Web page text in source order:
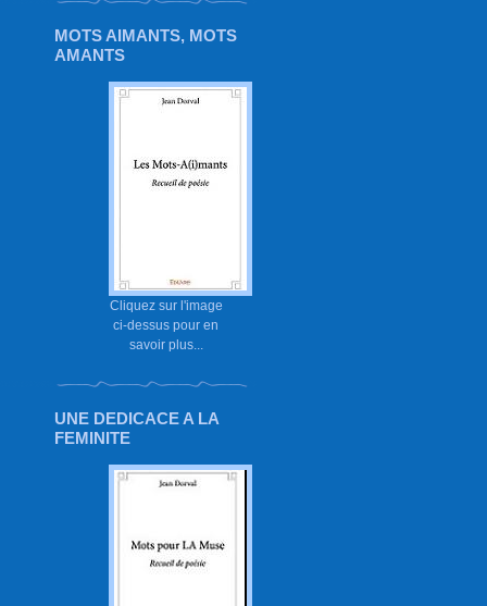
MOTS AIMANTS, MOTS
AMANTS
Cliquez sur l'image
ci-dessus pour en
savoir plus...
UNE DEDICACE A LA
FEMINITE